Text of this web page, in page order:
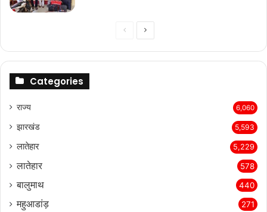
PreviousNext
Categories
राज्‍य 6,060
झारखंड 5,593
लातेहार 5,229
लातेहार 578
बालुमाथ 440
महुआडांड़ 271